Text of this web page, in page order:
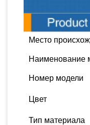
Место
Наименование
Номер модели
Цвет
Тип материала